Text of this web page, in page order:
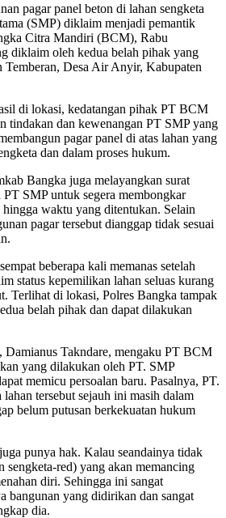
pagar panel beton di lahan sengketa
(SMP) diklaim menjadi pemantik
Citra Mandiri (BCM), Rabu
diklaim oleh kedua belah pihak yang
Temberan, Desa Air Anyir, Kabupaten
di lokasi, kedatangan pihak PT BCM
tindakan dan kewenangan PT SMP yang
pagar panel di atas lahan yang
dan dalam proses hukum.
Bangka juga melayangkan surat
SMP untuk segera membongkar
waktu yang ditentukan. Selain
pagar tersebut dianggap tidak sesuai
beberapa kali memanas setelah
status kepemilikan lahan seluas kurang
Terlihat di lokasi, Polres Bangka tampak
belah pihak dan dapat dilakukan
Damianus Takndare, mengaku PT BCM
yang dilakukan oleh PT. SMP
memicu persoalan baru. Pasalnya, PT.
tersebut sejauh ini masih dalam
belum putusan berkekuatan hukum
punya hak. Kalau seandainya tidak
sengketa-red) yang akan memancing
diri. Sehingga ini sangat
bangunan yang didirikan dan sangat
dia.